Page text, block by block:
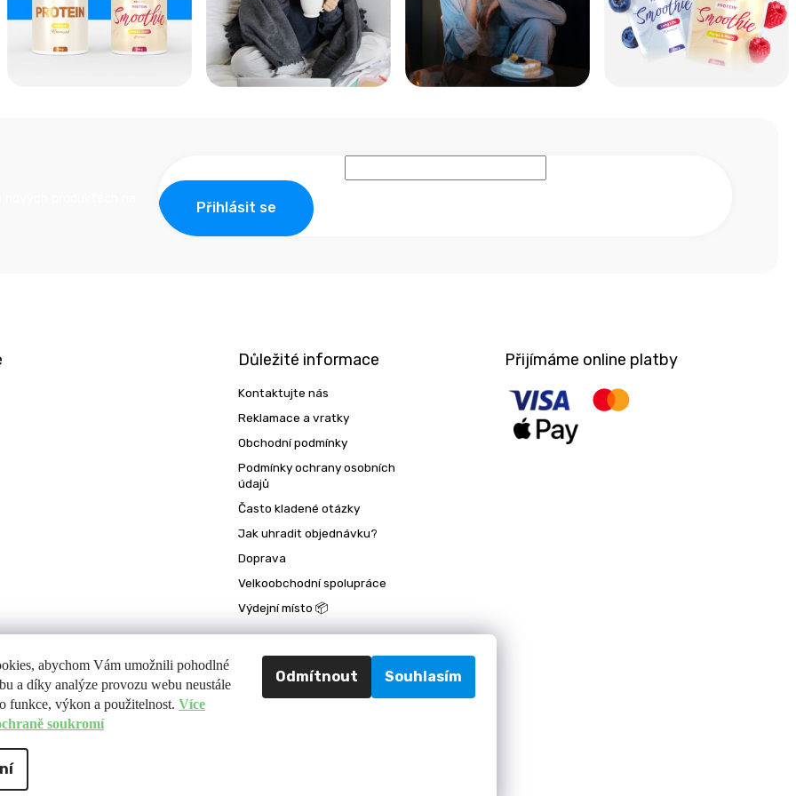
abychom Vám umožnili pohodlné
a díky analýze provozu webu neustále
funkce, výkon a použitelnost. Více
soukromí
Odmítnout Souhlasím
Přihlásit se
Důležité informace
Kontaktujte nás
Reklamace a vratky
Obchodní podmínky
Podmínky ochrany osobních
údajů
Často kladené otázky
Jak uhradit objednávku?
Doprava
Velkoobchodní spolupráce
Výdejní místo 📦
Přijímáme online platby
Copyright 2026